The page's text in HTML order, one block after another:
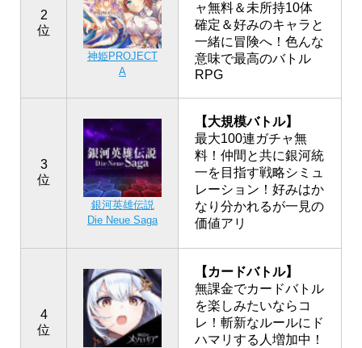
2
位
神姫PROJECT
A
ャ無料＆未所持10体
確定＆好みのキャラと
一緒に冒険へ！色んな
意味で最高のバトル
RPG
3
位
銀河英雄伝説
Die Neue Saga
【大規模バトル】
最大100連ガチャ無
料！仲間と共に銀河統
一を目指す戦略シミュ
レーション！好みはか
なり分かれるが一見の
価値アリ
4
位
【カードバトル】
無課金でカードバトル
を楽しみたいならコ
レ！斬新なルールにド
ハマリする人増加中！